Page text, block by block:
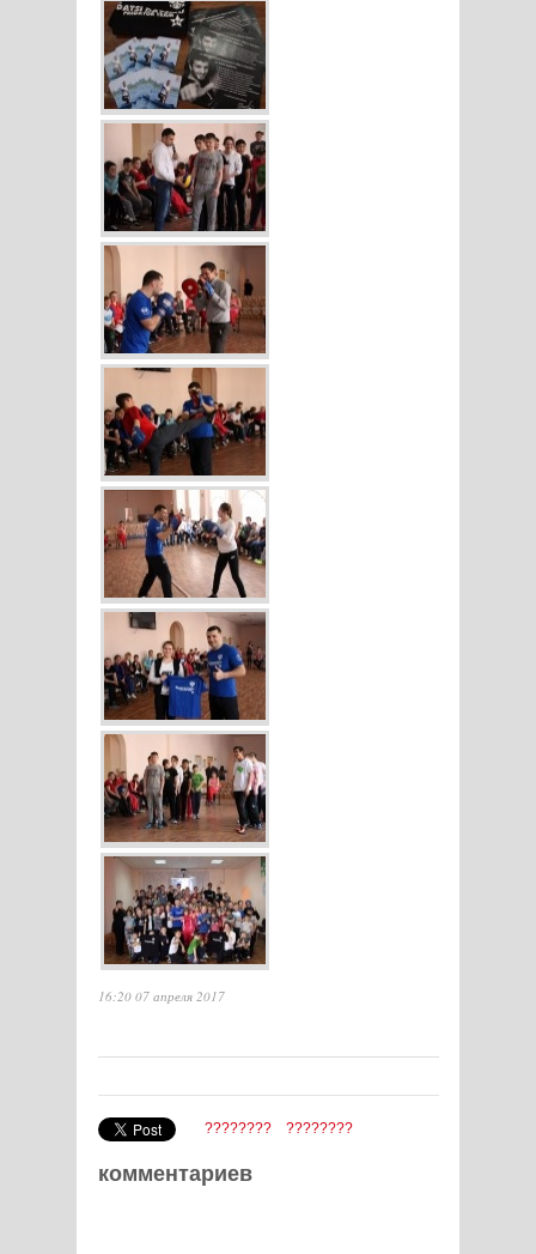
16:20 07 апреля 2017
???????? ????????
комментариев